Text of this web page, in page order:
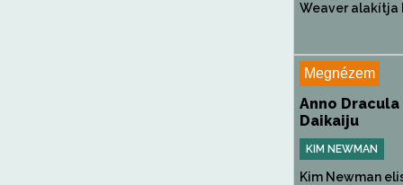
Weaver alakítja
Megnézem
Anno Dracula
Daikaiju
KIM NEWMAN
Kim Newman